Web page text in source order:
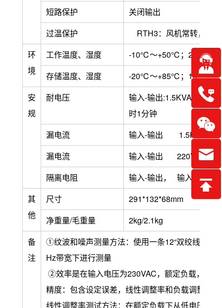
短路保护
关闭输出
过温保护
RTH3：风机常转，
环
境
工作温度、湿度
-10℃～+50℃；
存储温度、湿度
-20℃～+85℃；
安
规
耐电压
输入-输出:1.5KVAC 输
时1分
漏电流
输入-输出 1.5KVAC时
漏电流
输入-输出 220VAC时
隔离电阻
输入-输出， 输入-外壳，
其
他
尺寸
291*132*68mm
净重量/毛重量
2kg/2.1kg
备
注
①纹波和噪声测量方法：使用一条12“双绞线，同
Hz带宽下进行测量
②效率是在输入电压为230VAC，额定负载，
精度：包含设定误差，线性调整率和负载调整率。
线性调整率测试方法：在额定负载下从低电压到